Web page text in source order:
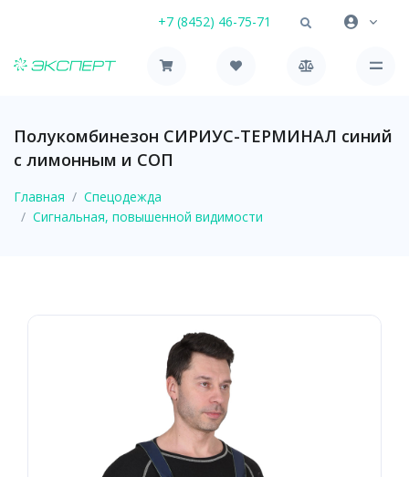
+7 (8452) 46-75-71
Полукомбинезон СИРИУС-ТЕРМИНАЛ синий
с лимонным и СОП
Главная
Спецодежда
Сигнальная, повышенной видимости